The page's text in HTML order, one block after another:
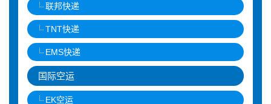
联邦快递
TNT快递
EMS快递
国际空运
EK空运